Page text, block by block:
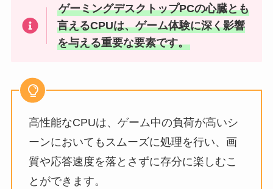
ゲーミングデスクトップPCの心臓とも
言えるCPUは、ゲーム体験に深く影響
を与える重要な要素です。
高性能なCPUは、ゲーム中の負荷が高いシ
ーンにおいてもスムーズに処理を行い、画
質や応答速度を落とさずに存分に楽しむこ
とができます。